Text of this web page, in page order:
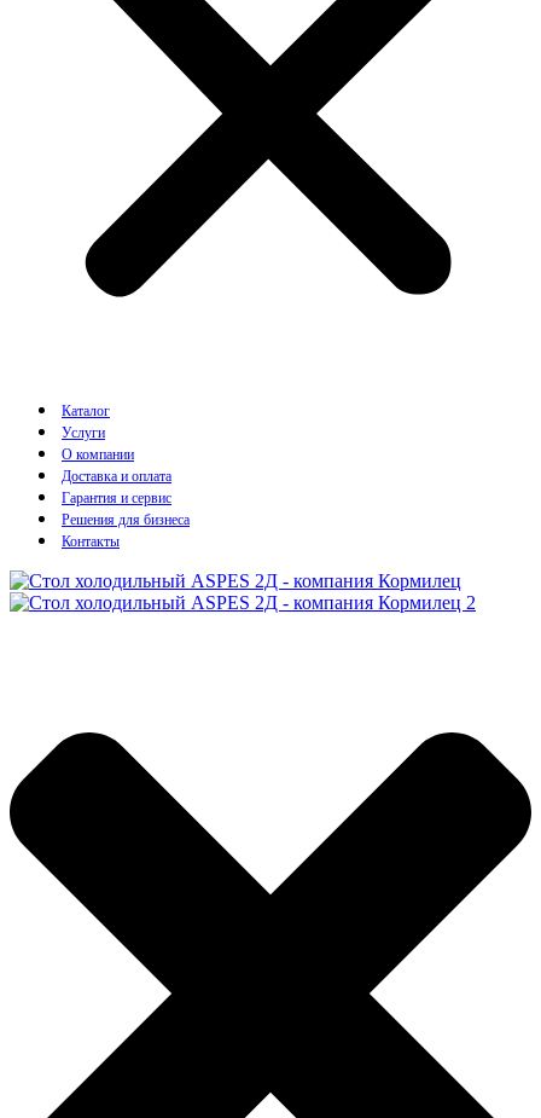
Каталог
Услуги
О компании
Доставка и оплата
Гарантия и сервис
Решения для бизнеса
Контакты